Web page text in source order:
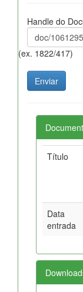
Handle do
(ex. 1822/417)
Título
Data
entrada